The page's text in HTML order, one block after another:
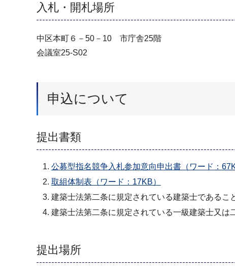
入札・開札場所
中区本町６－50－10 市庁舎25階
会議室25-S02
申込について
提出書類
公募型指名競争入札参加意向申出書（ワード：
取組体制表（ワード：17KB）
建築士法第二条に規定されている建築士であるこ
建築士法第二条に規定されている一級建築士又は
提出場所